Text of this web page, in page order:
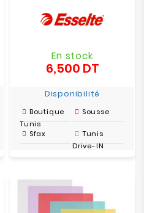
En stock
6,500 DTPrix
Disponibilité
Boutique
Tunis
Sousse
Sfax
Tunis
Drive-IN